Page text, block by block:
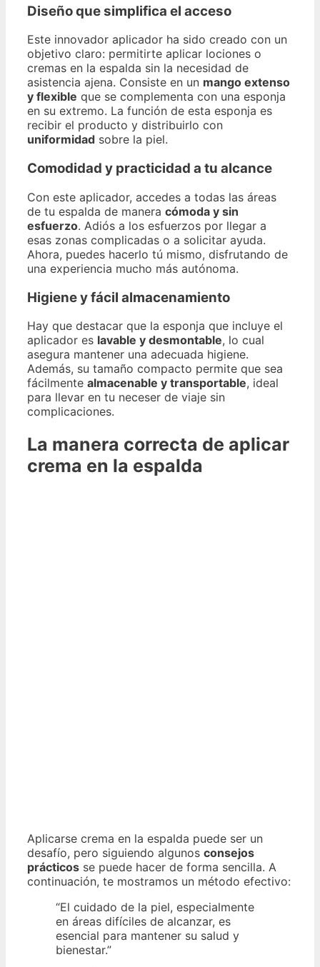
Diseño que simplifica el acceso
Este innovador aplicador ha sido creado con un
objetivo claro: permitirte aplicar lociones o
cremas en la espalda sin la necesidad de
asistencia ajena. Consiste en un mango extenso
y flexible que se complementa con una esponja
en su extremo. La función de esta esponja es
recibir el producto y distribuirlo con
uniformidad sobre la piel.
Comodidad y practicidad a tu alcance
Con este aplicador, accedes a todas las áreas
de tu espalda de manera cómoda y sin
esfuerzo. Adiós a los esfuerzos por llegar a
esas zonas complicadas o a solicitar ayuda.
Ahora, puedes hacerlo tú mismo, disfrutando de
una experiencia mucho más autónoma.
Higiene y fácil almacenamiento
Hay que destacar que la esponja que incluye el
aplicador es lavable y desmontable, lo cual
asegura mantener una adecuada higiene.
Además, su tamaño compacto permite que sea
fácilmente almacenable y transportable, ideal
para llevar en tu neceser de viaje sin
complicaciones.
La manera correcta de aplicar
crema en la espalda
Aplicarse crema en la espalda puede ser un
desafío, pero siguiendo algunos consejos
prácticos se puede hacer de forma sencilla. A
continuación, te mostramos un método efectivo:
“El cuidado de la piel, especialmente
en áreas difíciles de alcanzar, es
esencial para mantener su salud y
bienestar.”